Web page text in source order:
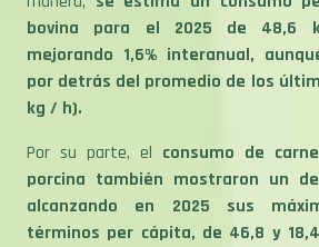
mejorando 1,6% interanual,
por detrás del promedio de los
kg / h).
Por su parte, el
porcina
también mostraron un
alcanzando en 2025 sus
términos per cápita, de 46,8 y
respectivamente.Esto implica un